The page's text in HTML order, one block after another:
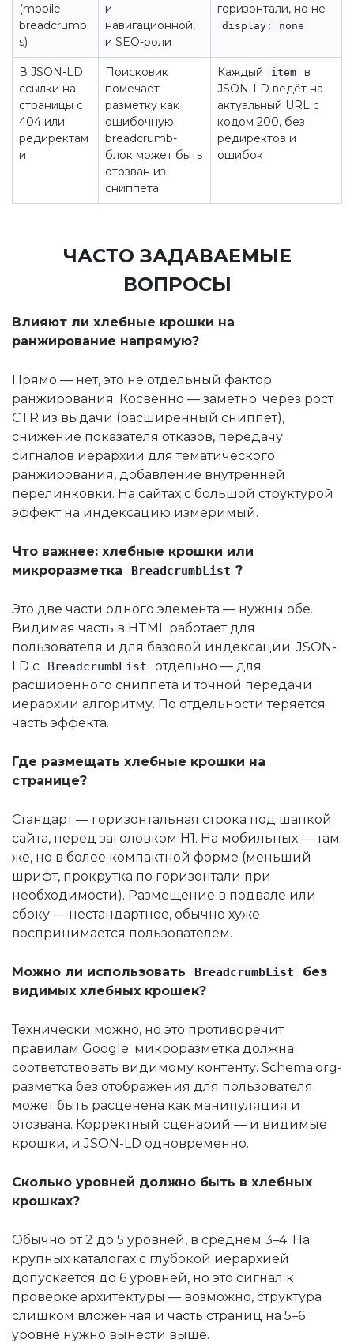
(mobile
breadcrumb
s)
и
навигационной,
и SEO-роли
горизонтали, но не
display: none
В JSON-LD
ссылки на
страницы с
404 или
редиректам
и
Поисковик
помечает
разметку как
ошибочную;
breadcrumb-
блок может быть
отозван из
сниппета
Каждый item
в
JSON-LD ведёт на
актуальный URL с
кодом 200, без
редиректов и
ошибок
ЧАСТО ЗАДАВАЕМЫЕ
ВОПРОСЫ
Влияют ли хлебные крошки на
ранжирование напрямую?
Прямо — нет, это не отдельный фактор
ранжирования. Косвенно — заметно: через рост
CTR из выдачи (расширенный сниппет),
снижение показателя отказов, передачу
сигналов иерархии для тематического
ранжирования, добавление внутренней
перелинковки. На сайтах с большой структурой
эффект на индексацию измеримый.
Что важнее: хлебные крошки или
микроразметка
BreadcrumbList ?
Это две части одного элемента — нужны обе.
Видимая часть в HTML работает для
пользователя и для базовой индексации. JSON-
LD с
BreadcrumbList
отдельно — для
расширенного сниппета и точной передачи
иерархии алгоритму. По отдельности теряется
часть эффекта.
Где размещать хлебные крошки на
странице?
Стандарт — горизонтальная строка под шапкой
сайта, перед заголовком H1. На мобильных — там
же, но в более компактной форме (меньший
шрифт, прокрутка по горизонтали при
необходимости). Размещение в подвале или
сбоку — нестандартное, обычно хуже
воспринимается пользователем.
Можно ли использовать BreadcrumbList
без
видимых хлебных крошек?
Технически можно, но это противоречит
правилам Google: микроразметка должна
соответствовать видимому контенту. Schema.org-
разметка без отображения для пользователя
может быть расценена как манипуляция и
отозвана. Корректный сценарий — и видимые
крошки, и JSON-LD одновременно.
Сколько уровней должно быть в хлебных
крошках?
Обычно от 2 до 5 уровней, в среднем 3–4. На
крупных каталогах с глубокой иерархией
допускается до 6 уровней, но это сигнал к
проверке архитектуры — возможно, структура
слишком вложенная и часть страниц на 5–6
уровне нужно вынести выше.